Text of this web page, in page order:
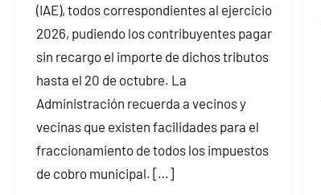
(IAE), todos correspondientes al ejercicio
2026, pudiendo los contribuyentes pagar
sin recargo el importe de dichos tributos
hasta el 20 de octubre. La
Administración recuerda a vecinos y
vecinas que existen facilidades para el
fraccionamiento de todos los impuestos
de cobro municipal. […]